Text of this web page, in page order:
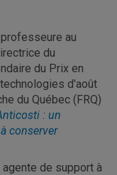
au
du
du Prix en
d'août
du Québec (FRQ)
: un
conserver
de support à